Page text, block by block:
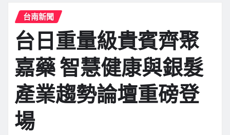
台南新聞
台日重量級貴賓齊聚
嘉藥 智慧健康與銀髮
產業趨勢論壇重磅登
場